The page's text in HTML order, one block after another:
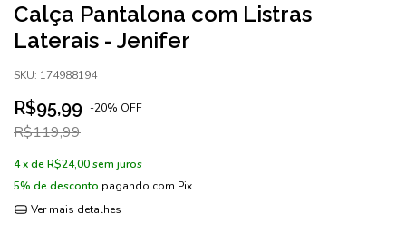
Calça Pantalona com Listras
Laterais - Jenifer
SKU: 174988194
R$95,99 -20% OFF
R$119,99
4x de R$24,00sem juros
5% de desconto pagando com Pix
Ver mais detalhes